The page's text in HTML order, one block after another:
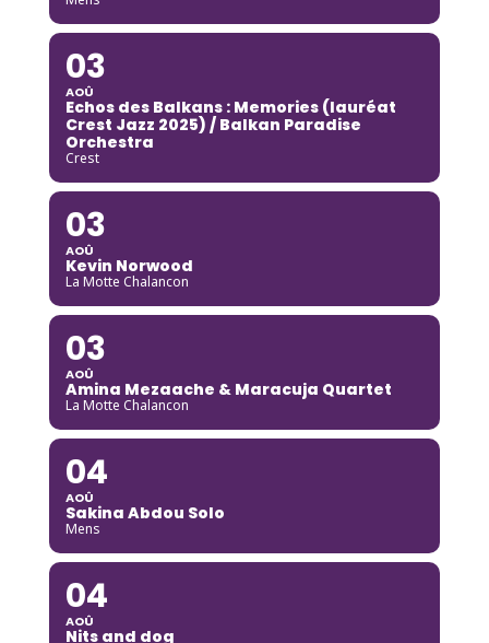
03
AOÛ
Echos des Balkans : Memories (lauréat
Crest Jazz 2025) / Balkan Paradise
Orchestra
Crest
03
AOÛ
Kevin Norwood
La Motte Chalancon
03
AOÛ
Amina Mezaache & Maracuja Quartet
La Motte Chalancon
04
AOÛ
Sakina Abdou Solo
Mens
04
AOÛ
Nits and dog